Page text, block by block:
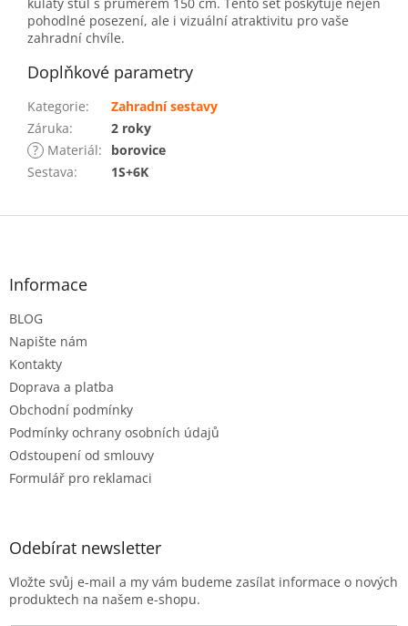
pohodlné posezení, ale i vizuální atraktivitu pro vaše
zahradní chvíle.
Doplňkové parametry
Kategorie:
Zahradní sestavy
Záruka:
2 roky
? Materiál:
borovice
Sestava: 1S+6K
Z
Informace
BLOG
Napište nám
Kontakty
Doprava a platba
Obchodní podmínky
Podmínky ochrany osobních údajů
Odstoupení od smlouvy
Formulář pro reklamaci
Odebírat newsletter
Vložte svůj e-mail a my vám budeme zasílat informace o nových
produktech na našem e-shopu.